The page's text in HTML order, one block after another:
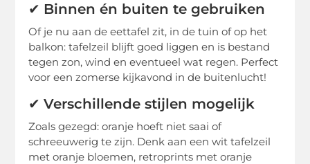
✔ Binnen én buiten te gebruiken
Of je nu aan de eettafel zit, in de tuin of op het
balkon: tafelzeil blijft goed liggen en is bestand
tegen zon, wind en eventueel wat regen. Perfect
voor een zomerse kijkavond in de buitenlucht!
✔Verschillende stijlen mogelijk
Zoals gezegd: oranje hoeft niet saai of
schreeuwerig te zijn. Denk aan een wit tafelzeil
met oranje bloemen, retroprints met oranje